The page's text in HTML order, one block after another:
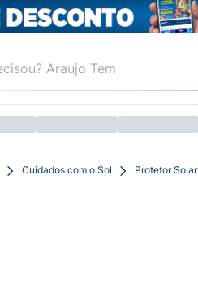
Cuidados com o Sol Protetor Solar